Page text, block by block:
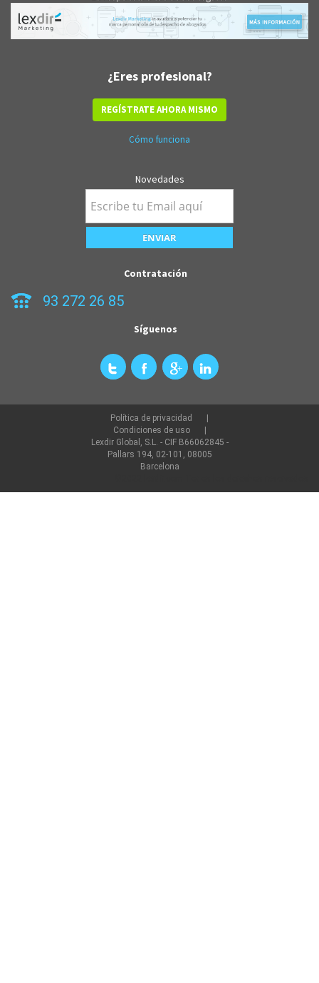
¿Eres profesional?
REGÍSTRATE AHORA MISMO
Cómo funciona
Novedades
Contratación
93 272 26 85
Síguenos
Política de privacidad
Condiciones de uso
Lexdir Global, S.L. - CIF B66062845 -
Pallars 194, 02-101, 08005
Barcelona